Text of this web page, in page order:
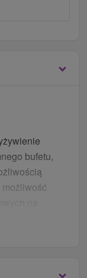
bufetu,
możliwość
na